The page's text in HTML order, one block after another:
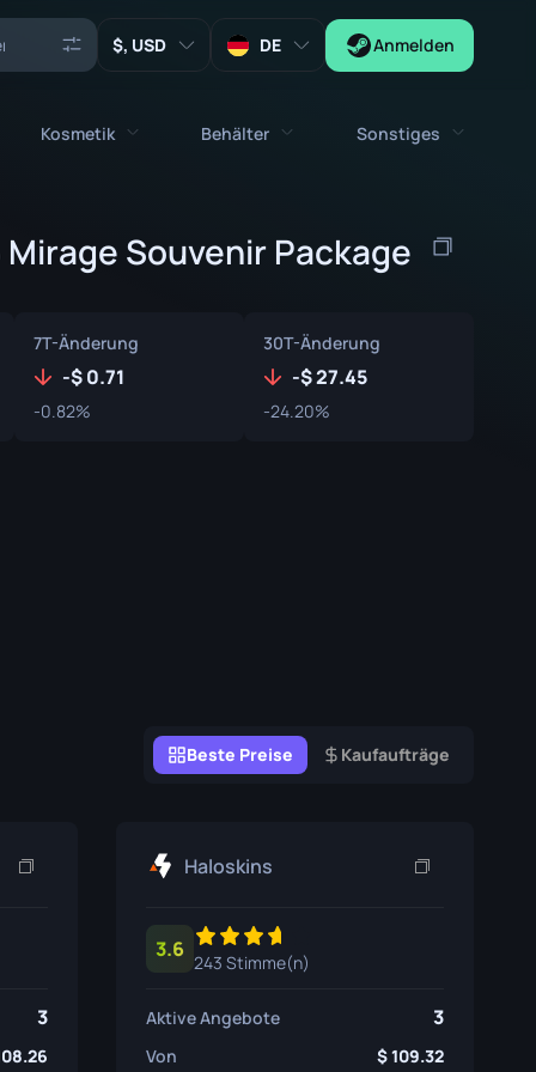
, USD DE Anmelden
Kosmetik
Sticker
Graffitis
Musik-Kits
Behälter
Kiste
Autogrammkapsel
Patch-Kapsel
Sonstiges
Schlüssel
Sammlerstücke
Zeus x27
Souvenir Package
7T-Änderung
- 0.71
-0.82%
30T-Änderung
- 27.45
-24.20%
Beste Preise Kaufaufträge
3
Haloskins
3.6
243 Stimme(n)
Aktive Angebote 3
Von 109.32